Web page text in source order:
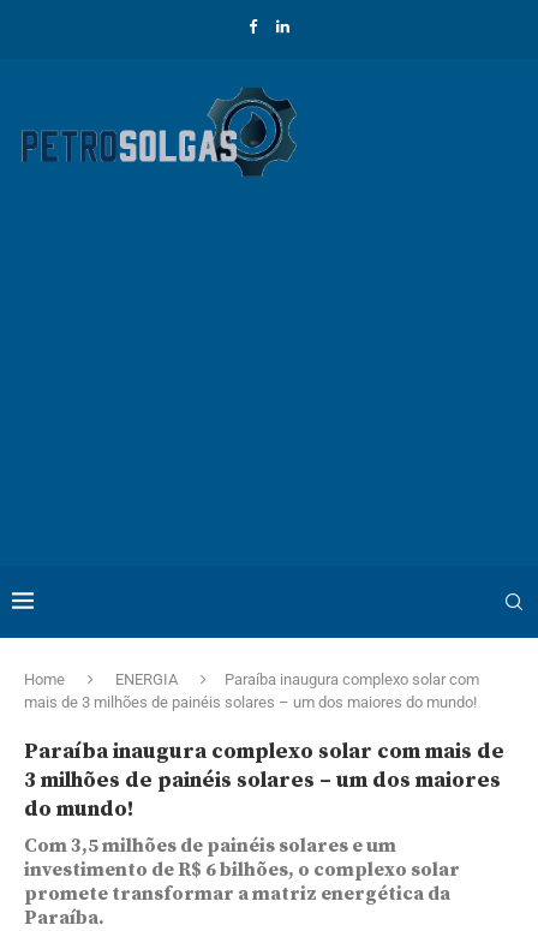
Home ENERGIA
Paraíba inaugura complexo solar com
mais de 3 milhões de painéis solares – um dos maiores do mundo!
Paraíba inaugura complexo solar com mais de
3 milhões de painéis solares – um dos maiores
do mundo!
Com 3,5 milhões de painéis solares e um
investimento de R$ 6 bilhões, o complexo solar
promete transformar a matriz energética da
Paraíba.